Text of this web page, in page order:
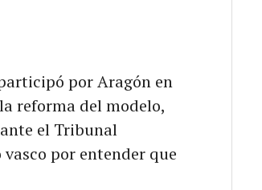
por Aragón en
reforma del modelo,
el Tribunal
por entender que